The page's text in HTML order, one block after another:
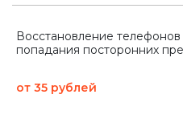
Восстановление
попадания посторонних
от 35 рублей